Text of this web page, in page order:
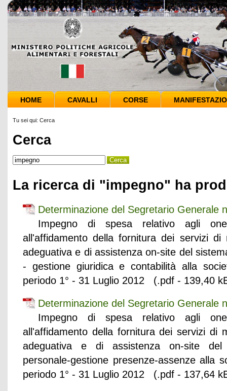
HOME CAVALLI CORSE
Tu sei qui: Cerca
Cerca
La ricerca di "impegno" ha
Determinazione del Segretario Generale
Impegno di spesa relativo agli
all'affidamento della fornitura dei servizi di
adeguativa e di assistenza on-site del
- gestione giuridica e contabilità alla
periodo 1° - 31 Luglio 2012 (.pdf - 139,40
Determinazione del Segretario Generale
Impegno di spesa relativo agli
all'affidamento della fornitura dei servizi di
adeguativa e di assistenza on-site del
personale-gestione presenze-assenze alla
periodo 1° - 31 Luglio 2012 (.pdf - 137,64